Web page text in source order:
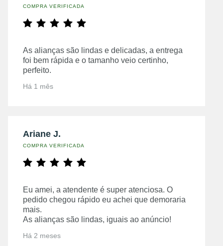
COMPRA VERIFICADA
As alianças são lindas e delicadas, a entrega
foi bem rápida e o tamanho veio certinho,
perfeito.
Há 1 mês
Ariane J.
COMPRA VERIFICADA
Eu amei, a atendente é super atenciosa. O
pedido chegou rápido eu achei que demoraria
mais.
As alianças são lindas, iguais ao anúncio!
Há 2 meses